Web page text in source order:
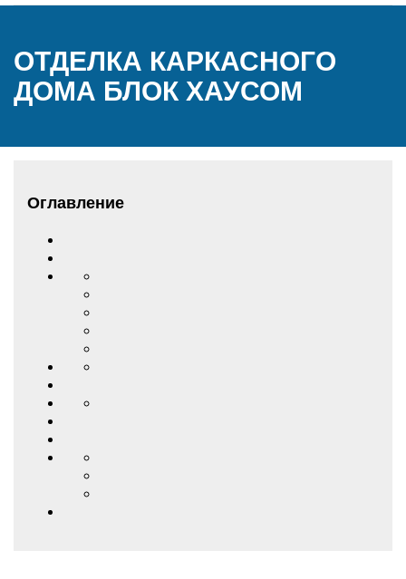
ОТДЕЛКА КАРКАСНОГО
ДОМА БЛОК ХАУСОМ
Оглавление